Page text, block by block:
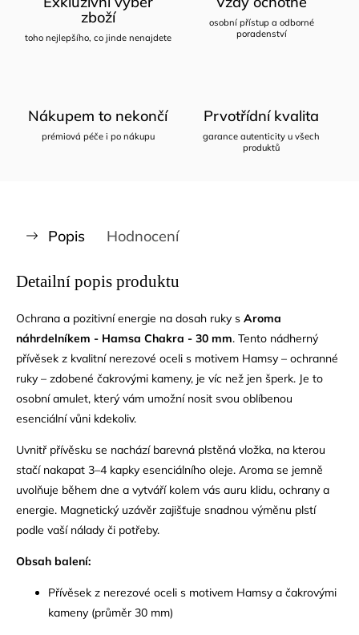
zboží
toho nejlepšího, co jinde nenajdete
osobní přístup a odborné
poradenství
Nákupem to nekončí
prémiová péče i po nákupu
Prvotřídní kvalita
garance autenticity u všech
produktů
Popis Hodnocení
Detailní popis produktu
Ochrana a pozitivní energie na dosah ruky s Aroma
náhrdelníkem - Hamsa Chakra - 30 mm. Tento nádherný
přívěsek z kvalitní nerezové oceli s motivem Hamsy – ochranné
ruky – zdobené čakrovými kameny, je víc než jen šperk. Je to
osobní amulet, který vám umožní nosit svou oblíbenou
esenciální vůni kdekoliv.
Uvnitř přívěsku se nachází barevná plstěná vložka, na kterou
stačí nakapat 3–4 kapky esenciálního oleje. Aroma se jemně
uvolňuje během dne a vytváří kolem vás auru klidu, ochrany a
energie. Magnetický uzávěr zajišťuje snadnou výměnu plstí
podle vaší nálady či potřeby.
Obsah balení:
Přívěsek z nerezové oceli s motivem Hamsy a čakrovými
kameny (průměr 30 mm)